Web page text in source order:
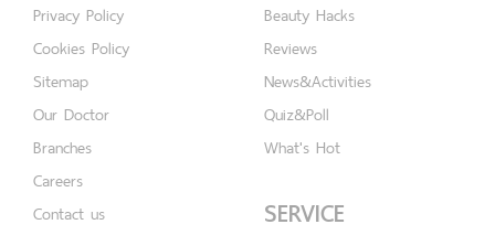
Privacy Policy
Cookies Policy
Sitemap
Our Doctor
Branches
Careers
Contact us
Beauty Hacks
Reviews
News&Activities
Quiz&Poll
What's Hot
SERVICE